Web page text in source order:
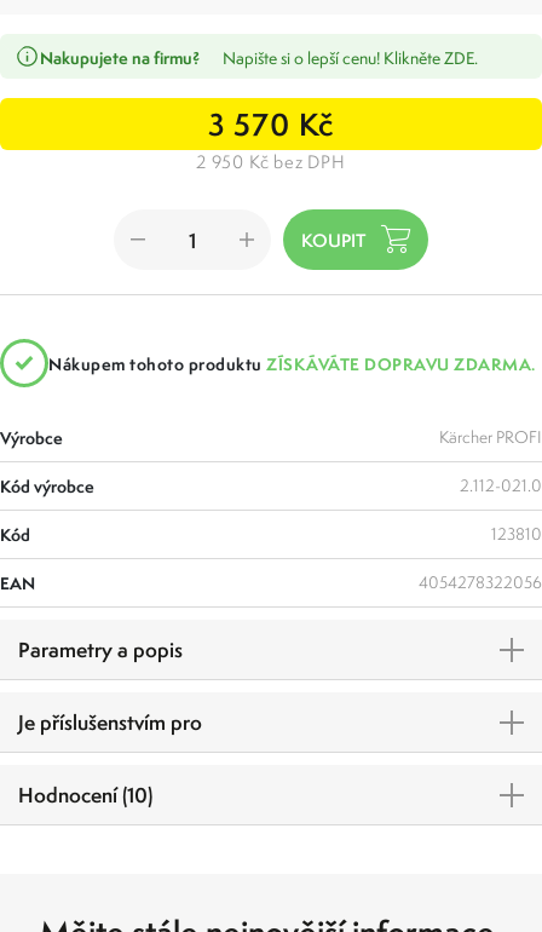
Nakupujete na firmu? Napište si o lepší cenu! Klikněte ZDE.
3 570 Kč
2 950 Kč bez DPH
Nákupem tohoto produktu ZÍSKÁVÁTE DOPRAVU ZDARMA.
Výrobce Kärcher PROFI
Kód výrobce 2.112-021.0
Kód 123810
EAN 4054278322056
Parametry a popis
Je příslušenstvím pro
Hodnocení (10)